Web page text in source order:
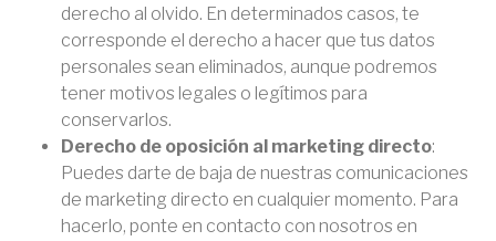
derecho al olvido. En determinados casos, te
corresponde el derecho a hacer que tus datos
personales sean eliminados, aunque podremos
tener motivos legales o legítimos para
conservarlos.
Derecho de oposición al marketing directo:
Puedes darte de baja de nuestras comunicaciones
de marketing directo en cualquier momento. Para
hacerlo, ponte en contacto con nosotros en